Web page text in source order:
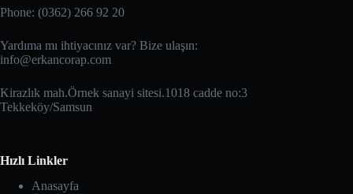
Phone: (0362) 266 92 20
Yardıma mı ihtiyacınız var? Bize ulaşın:
info@erkancorap.com
Kirazlık mah.Örnek sanayi sitesi.1018 cadde no:3
Tekkeköy/Samsun
Hızlı Linkler
Anasayfa